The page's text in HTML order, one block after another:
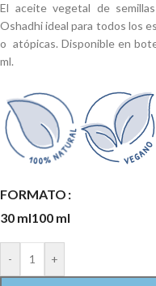
El aceite vegetal de
Oshadhi ideal para todos los
o atópicas. Disponible en
ml.
FORMATO
30 ml100 ml
- +